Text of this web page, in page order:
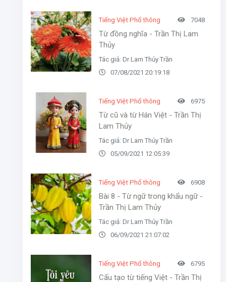
Tiếng Việt Phổ thông 7048
Từ đồng nghĩa - Trần Thị Lam
Thủy
Tác giả: Dr Lam Thủy Trần
07/08/2021 20:19:18
Tiếng Việt Phổ thông 6975
Từ cũ và từ Hán Việt - Trần Thị
Lam Thủy
Tác giả: Dr Lam Thủy Trần
05/09/2021 12:05:39
Tiếng Việt Phổ thông 6908
Bài 8 - Từ ngữ trong khẩu ngữ -
Trần Thị Lam Thủy
Tác giả: Dr Lam Thủy Trần
06/09/2021 21:07:02
Tiếng Việt Phổ thông 6795
Cấu tạo từ tiếng Việt - Trần Thị